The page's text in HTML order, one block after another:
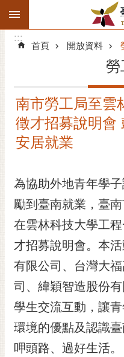
跳到主要內容區塊
搜
階
精彩府城
市府動態
市政資訊
市民互動
黃
偉
哲
光
:::
:::
首頁 開放資料
勞
南市勞工局至雲
徵才招募說明會
安居就業
為協助外地青年學
勵到臺南就業，臺
在雲林科技大學工
才招募說明會。本
有限公司、台灣大
司、緯穎智造股份
學生交流互動，讓
環境的優點及認識
呷頭路、過好生活。